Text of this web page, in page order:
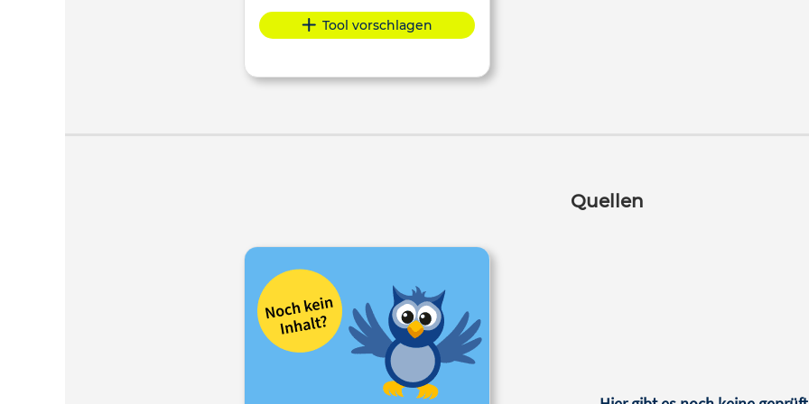
Tool vorschlagen
Quellen